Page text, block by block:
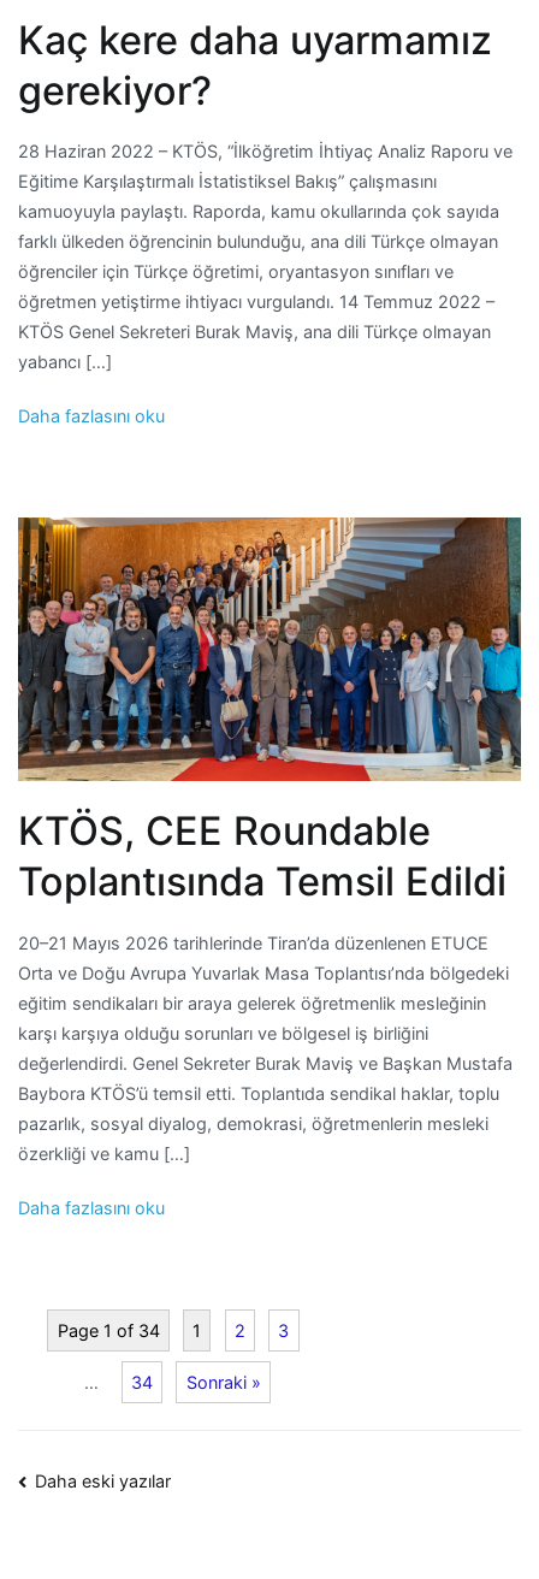
Kaç kere daha uyarmamız
gerekiyor?
28 Haziran 2022 – KTÖS, “İlköğretim İhtiyaç Analiz Raporu ve
Eğitime Karşılaştırmalı İstatistiksel Bakış” çalışmasını
kamuoyuyla paylaştı. Raporda, kamu okullarında çok sayıda
farklı ülkeden öğrencinin bulunduğu, ana dili Türkçe olmayan
öğrenciler için Türkçe öğretimi, oryantasyon sınıfları ve
öğretmen yetiştirme ihtiyacı vurgulandı. 14 Temmuz 2022 –
KTÖS Genel Sekreteri Burak Maviş, ana dili Türkçe olmayan
yabancı […]
Daha fazlasını oku
KTÖS, CEE Roundable
Toplantısında Temsil Edildi
20–21 Mayıs 2026 tarihlerinde Tiran’da düzenlenen ETUCE
Orta ve Doğu Avrupa Yuvarlak Masa Toplantısı’nda bölgedeki
eğitim sendikaları bir araya gelerek öğretmenlik mesleğinin
karşı karşıya olduğu sorunları ve bölgesel iş birliğini
değerlendirdi. Genel Sekreter Burak Maviş ve Başkan Mustafa
Baybora KTÖS’ü temsil etti. Toplantıda sendikal haklar, toplu
pazarlık, sosyal diyalog, demokrasi, öğretmenlerin mesleki
özerkliği ve kamu […]
Daha fazlasını oku
Page 1 of 34 1 2 3
… 34 Sonraki »
Yazı
Daha eski yazılar